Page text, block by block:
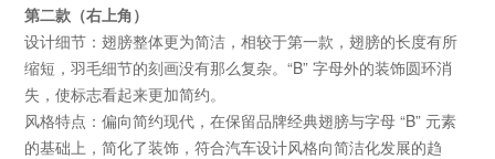
第二款（右上角）
设计细节：翅膀整体更为简洁，相较于第一款，翅膀的长度有所
缩短，羽毛细节的刻画没有那么复杂。“B”字母外的装饰圆环消
失，使标志看起来更加简约。
风格特点：偏向简约现代，在保留品牌经典翅膀与字母 “B” 元素
的基础上，简化了装饰，符合汽车设计风格向简洁化发展的趋